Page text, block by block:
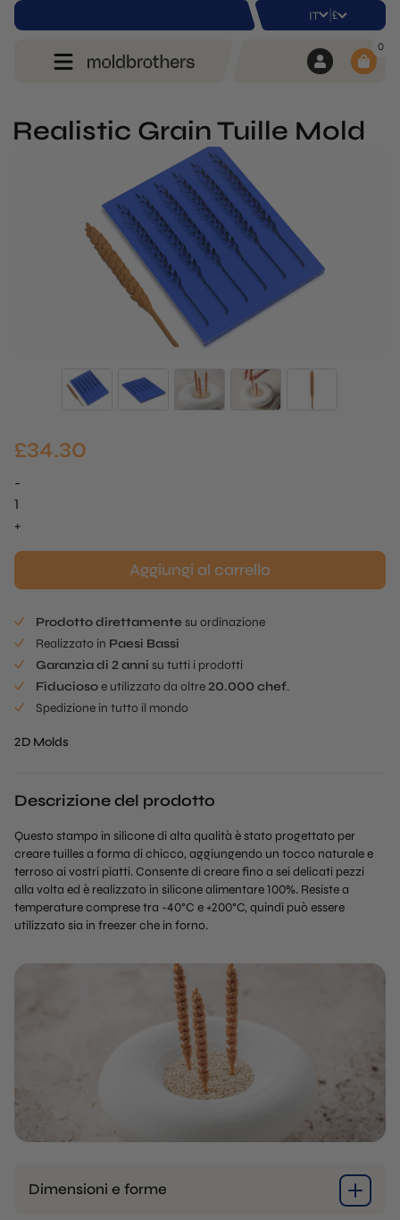
IT | £
0
Realistic Grain Tuille Mold
£34.30
-
Tuille
a
Mold
+
Aggiungi al carrello
Prodotto direttamente su ordinazione
Realizzato in Paesi Bassi
Garanzia di 2 anni su tutti i prodotti
Fiduciosoe utilizzato da oltre20.000 chef.
Spedizione in tutto il mondo
2D Molds
Descrizione del prodotto
Questo stampo in silicone di alta qualità è stato progettato per
creare tuilles a forma di chicco, aggiungendo un tocco naturale e
terroso ai vostri piatti. Consente di creare fino a sei delicati pezzi
alla volta ed è realizzato in silicone alimentare 100%. Resiste a
temperature comprese tra -40°C e +200°C, quindi può essere
utilizzato sia in freezer che in forno.
Dimensioni e forme